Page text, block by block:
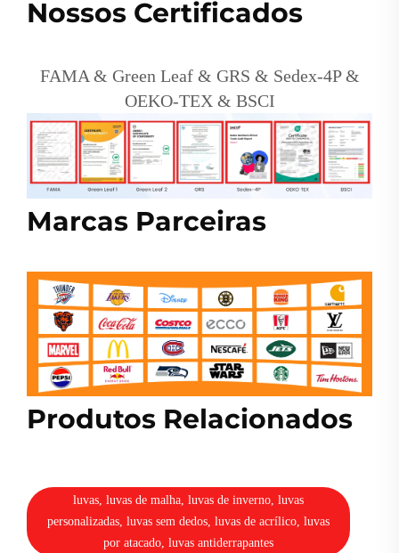
Nossos Certificados
FAMA & Green Leaf & GRS & Sedex-4P &
OEKO-TEX & BSCI
Marcas Parceiras
Produtos Relacionados
luvas, luvas de malha, luvas de inverno, luvas
personalizadas, luvas sem dedos, luvas de acrílico, luvas
por atacado, luvas antiderrapantes